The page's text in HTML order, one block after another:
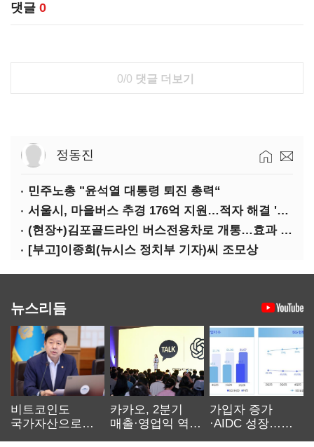
댓글 0
0/0 댓글 더보기
정동진
민주노총 "윤석열 대통령 퇴진 총력“
서울시, 마을버스 추경 176억 지원…적자 해결 '의문'
(현장+)김포골드라인 버스전용차로 개통…효과 '반신반의'
[부고]이종희(뉴시스 정치부 기자)씨 조모상
뉴스리듬
비트코인도
국가자산으로…'
카카오, 2분기
매출·영업익 역대
가입자 증가
·AIDC 성장…